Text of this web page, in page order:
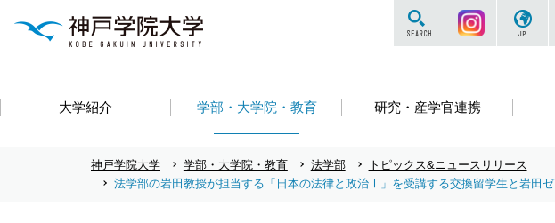
大学紹介 学部・大学院・教育 研究・産学官連携
サイト内を検索する
Instagram
神戸学院大学 学部・大学院・教育 法学部
トピックス&ニュースリリース
法学部の岩田教授が担当する「日本の法律と政治Ⅰ」を受講する交換留学生と岩田